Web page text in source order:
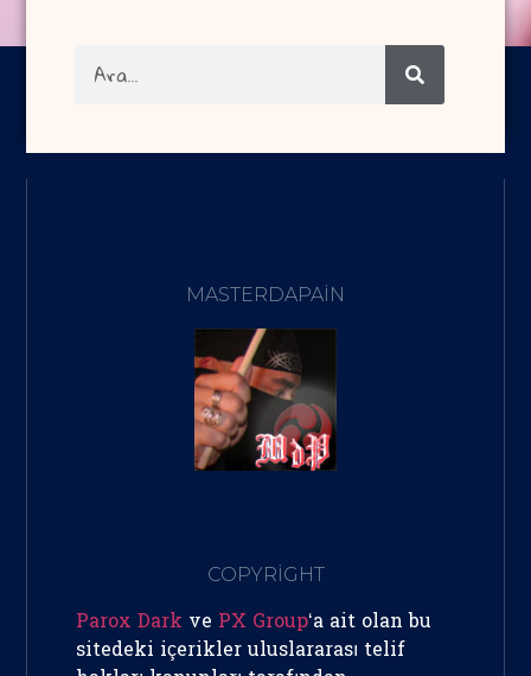
MASTERDAPAIN
COPYRİGHT
Parox Dark ve PX Group‘a ait olan bu
sitedeki içerikler uluslararası telif